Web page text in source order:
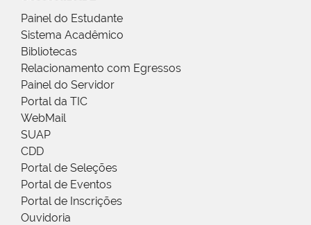
Painel do Estudante
Sistema Acadêmico
Bibliotecas
Relacionamento com Egressos
Painel do Servidor
Portal da TIC
WebMail
SUAP
CDD
Portal de Seleções
Portal de Eventos
Portal de Inscrições
Ouvidoria